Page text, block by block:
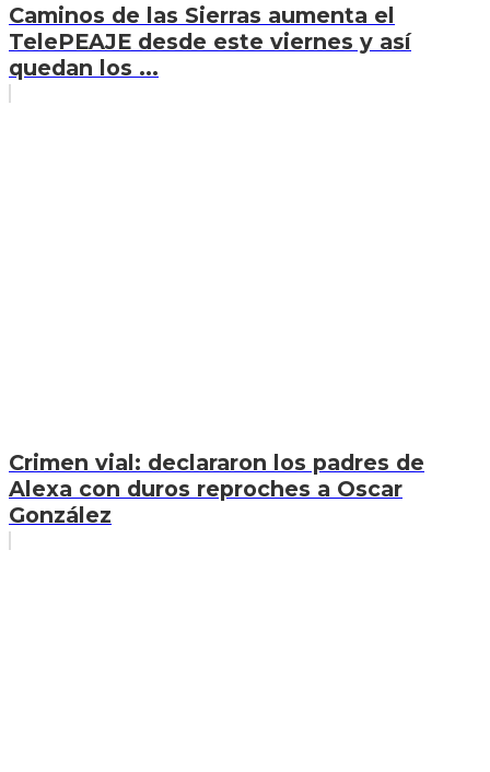
Caminos de las Sierras aumenta el
TelePEAJE desde este viernes y así
quedan los ...
Crimen vial: declararon los padres de
Alexa con duros reproches a Oscar
González